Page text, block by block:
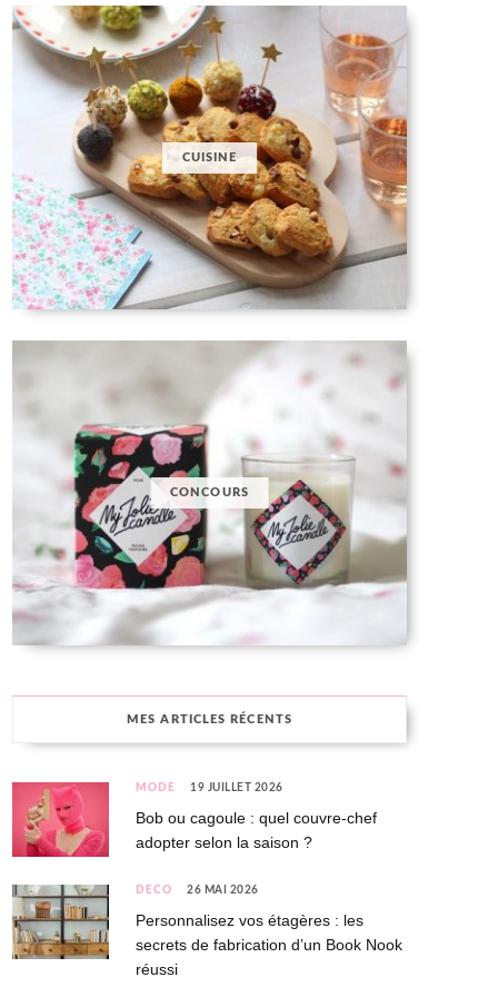
CUISINE
CONCOURS
MES ARTICLES RÉCENTS
MODE 19 JUILLET 2026
Bob ou cagoule : quel couvre-chef
adopter selon la saison ?
DÉCO 26 MAI 2026
Personnalisez vos étagères : les
secrets de fabrication d’un Book Nook
réussi